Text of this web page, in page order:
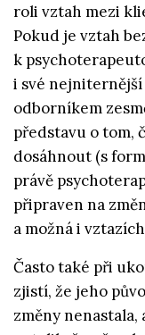
roli vztah mezi
Pokud je vztah
k
i své
odborníkem
představu o tom,
dosáhnout (s
právě
připraven na
a možná i
Často také při
zjistí, že jeho
změny